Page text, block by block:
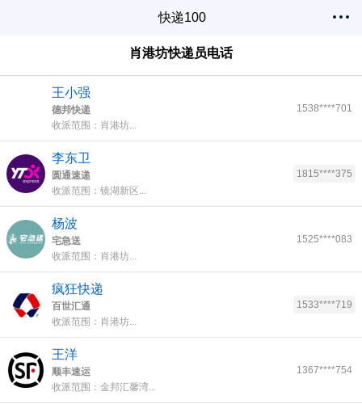
快递100
肖港坊快递员电话
王小强
德邦快递
收派范围：肖港坊...
1538****701
李东卫
圆通速递
收派范围：镜湖新区...
1815****375
杨波
宅急送
收派范围：肖港坊...
1525****083
疯狂快递
百世汇通
收派范围：肖港坊...
1533****719
王洋
顺丰速运
收派范围：金邦汇馨湾...
1367****754